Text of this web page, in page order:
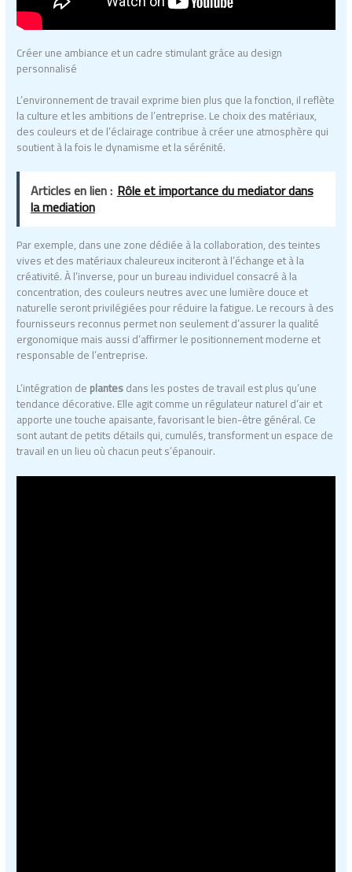
Créer une ambiance et un cadre stimulant grâce au design
personnalisé
L’environnement de travail exprime bien plus que la fonction, il reflète
la culture et les ambitions de l’entreprise. Le choix des matériaux,
des couleurs et de l’éclairage contribue à créer une atmosphère qui
soutient à la fois le dynamisme et la sérénité.
Articles en lien : Rôle et importance du mediator dans
la mediation
Par exemple, dans une zone dédiée à la collaboration, des teintes
vives et des matériaux chaleureux inciteront à l’échange et à la
créativité. À l’inverse, pour un bureau individuel consacré à la
concentration, des couleurs neutres avec une lumière douce et
naturelle seront privilégiées pour réduire la fatigue. Le recours à des
fournisseurs reconnus permet non seulement d’assurer la qualité
ergonomique mais aussi d’affirmer le positionnement moderne et
responsable de l’entreprise.
L’intégration deplantesdans les postes de travail est plus qu’une
tendance décorative. Elle agit comme un régulateur naturel d’air et
apporte une touche apaisante, favorisant le bien-être général. Ce
sont autant de petits détails qui, cumulés, transforment un espace de
travail en un lieu où chacun peut s’épanouir.